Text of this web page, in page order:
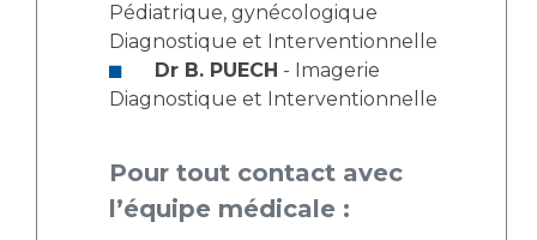
Pédiatrique, gynécologique
Diagnostique et Interventionnelle
Dr B. PUECH - Imagerie
Diagnostique et Interventionnelle
Pour tout contact avec
l’équipe médicale :